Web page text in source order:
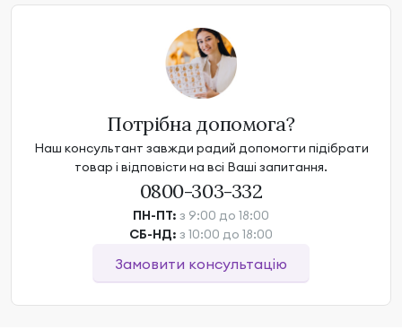
Потрібна допомога?
Наш консультант завжди радий допомогти підібрати
товар і відповісти на всі Ваші запитання.
0800-303-332
ПН-ПТ: з 9:00 до 18:00
СБ-НД: з 10:00 до 18:00
Замовити консультацію